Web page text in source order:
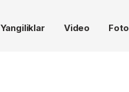
Yangiliklar Video Foto